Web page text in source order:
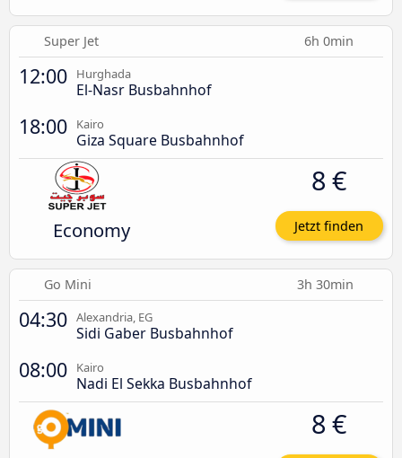
Super Jet 6h 0min
12:00 Hurghada
El-Nasr Busbahnhof
18:00 Kairo
Giza Square Busbahnhof
Economy
8 €
Jetzt finden
Go Mini 3h 30min
04:30 Alexandria, EG
Sidi Gaber Busbahnhof
08:00 Kairo
Nadi El Sekka Busbahnhof
8 €